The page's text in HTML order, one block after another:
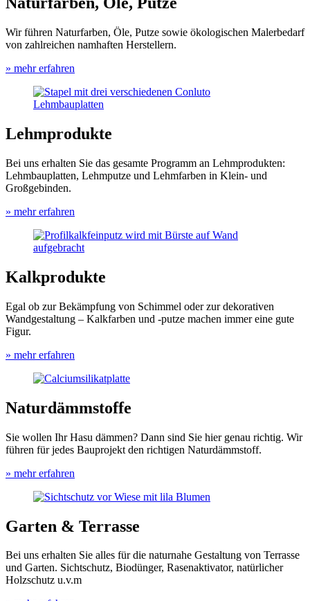
Wir führen Naturfarben, Öle, Putze sowie ökologischen Malerbedarf
von zahlreichen namhaften Herstellern.
» mehr erfahren
Lehmprodukte
Bei uns erhalten Sie das gesamte Programm an Lehmprodukten:
Lehmbauplatten, Lehmputze und Lehmfarben in Klein- und
Großgebinden.
» mehr erfahren
Kalkprodukte
Egal ob zur Bekämpfung von Schimmel oder zur dekorativen
Wandgestaltung – Kalkfarben und -putze machen immer eine gute
Figur.
» mehr erfahren
Naturdämmstoffe
Sie wollen Ihr Hasu dämmen? Dann sind Sie hier genau richtig. Wir
führen für jedes Bauprojekt den richtigen Naturdämmstoff.
» mehr erfahren
Garten & Terrasse
Bei uns erhalten Sie alles für die naturnahe Gestaltung von Terrasse
und Garten. Sichtschutz, Biodünger, Rasenaktivator, natürlicher
Holzschutz u.v.m